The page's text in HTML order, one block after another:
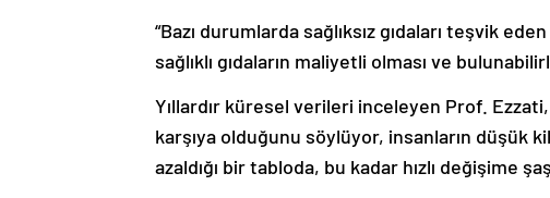
“Bazı durumlarda sağlıksız gıdaları teşvik
sağlıklı gıdaların maliyetli olması ve
Yıllardır küresel verileri inceleyen Prof.
karşıya olduğunu söylüyor, insanların düşük
azaldığı bir tabloda, bu kadar hızlı değişime